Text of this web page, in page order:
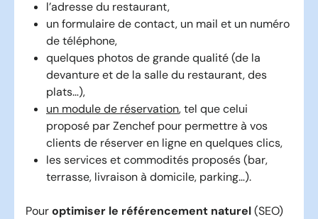
l’adresse du restaurant,
un formulaire de contact, un mail et un numéro
de téléphone,
quelques photos de grande qualité (de la
devanture et de la salle du restaurant, des
plats…),
un module de réservation, tel que celui
proposé par Zenchef pour permettre à vos
clients de réserver en ligne en quelques clics,
les services et commodités proposés (bar,
terrasse, livraison à domicile, parking…).
Pouroptimiser le référencement naturel(SEO)